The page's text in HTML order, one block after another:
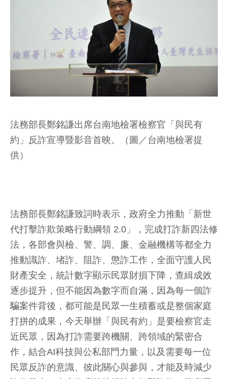
法務部長鄭銘謙出席台南地檢署檢察官「與民有
約」反詐宣導暨影音首映。（圖／台南地檢署提
供）
法務部長鄭銘謙致詞時表示，政府全力推動「新世
代打擊詐欺策略行動綱領 2.0」，完成打詐新四法修
法，各部會與檢、警、調、廉、金融機構等都全力
推動識詐、堵詐、阻詐、懲詐工作，全面守護人民
財產安全，統計數字顯示民眾財損下降，查緝成效
逐步提升，但不能因為數字而自滿，因為每一個詐
騙案件背後，都可能是民眾一生積蓄或是整個家庭
打拼的成果，今天舉辦「與民有約」是要檢察官走
近民眾，因為打詐需要跨機關、跨領域的緊密合
作，結合AI科技與公私部門力量，以及需要每一位
民眾反詐的意識、彼此關心與參與，才能及時減少